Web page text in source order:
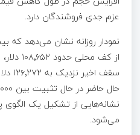
عزم جدی فروشندگان دارد.
نمودار روزانه نشان می‌دهد
از کف
سقف
می‌شود.